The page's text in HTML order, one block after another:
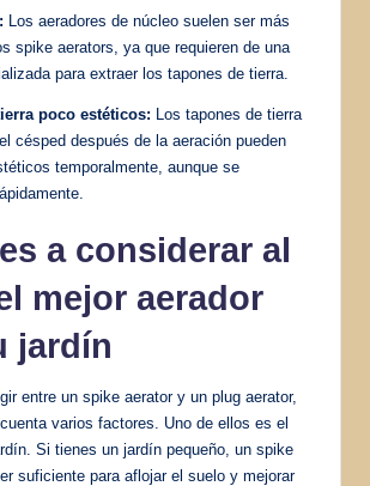
Los aeradores de núcleo suelen ser más
spike aerators, ya que requieren de una
para extraer los tapones de tierra.
poco estéticos: Los tapones de tierra
césped después de la aeración pueden
temporalmente, aunque se
a considerar al
mejor aerador
jardín
entre un spike aerator y un plug aerator,
varios factores. Uno de ellos es el
Si tienes un jardín pequeño, un spike
suficiente para aflojar el suelo y mejorar